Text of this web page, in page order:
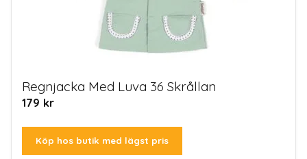
Regnjacka Med Luva 36 Skrållan
179 kr
Köp hos butik med lägst pris